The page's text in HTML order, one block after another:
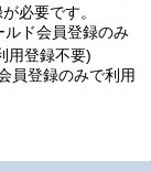
必要です。
ルド会員登録のみ
用登録不要)
員登録のみで利用